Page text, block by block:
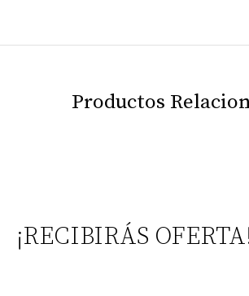
Productos
¡RECIBIRÁS